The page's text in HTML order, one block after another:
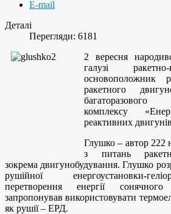
E-mail
Деталі
Перегляди: 6181
2 вересня
галузі ракетно-
основоположник
ракетного
багаторазового
комплексу
реактивних двигунів
Глушко – автор 222
з питань
зокрема двигунобудування. Глушко
рушійної енергоустановки-
перетворення енергії
запропонував використовувати
як рушії – ЕРД.